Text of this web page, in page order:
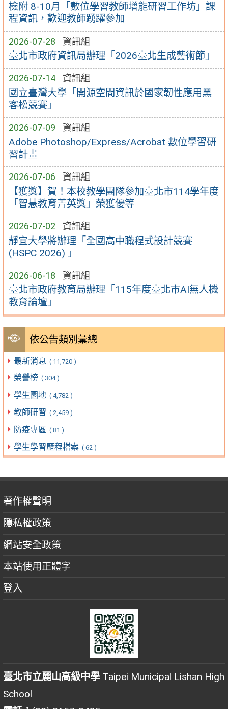
檢附 8-10月「數位學習教師增能研習工作坊」課
程資訊，歡迎教師踴躍參加
2026-07-28 資訊組
臺北市政府資訊局辦理「2026臺北生成藝術節」
2026-07-14 資訊組
國立臺灣大學「開源空間資訊於國家韌性應用黑
客松競賽」
2026-07-09 資訊組
Adobe Photoshop/Express/Acrobat 數位學習研
習計畫
2026-07-06 資訊組
【獲獎】賀！本校教學團隊參加臺北市114學年度
「智慧教育菁英獎」榮獲優等
2026-07-02 資訊組
靜宜大學將辦理「全國高中職程式設計競賽
(HSPC 2026) 」
2026-06-18 資訊組
臺北市政府教育局辦理「115年度臺北市AI無人機
教育論壇」
依公告類別彙總
最新消息 ( 11,720 )
榮譽榜 ( 304 )
學生園地 ( 4,782 )
教師研習 ( 2,459 )
防疫專區 ( 81 )
學生學習歷程檔案 ( 62 )
著作權聲明
隱私權政策
網站安全政策
本站使用正體字
登入
臺北市立麗山高級中學 Taipei Municipal Lishan High
School